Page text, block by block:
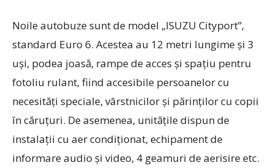
Noile autobuze sunt de model „ISUZU Cityport”,
standard Euro 6. Acestea au 12 metri lungime și 3
uși, podea joasă, rampe de acces și spațiu pentru
fotoliu rulant, fiind accesibile persoanelor cu
necesități speciale, vârstnicilor și părinților cu copii
în căruțuri. De asemenea, unitățile dispun de
instalații cu aer condiționat, echipament de
informare audio și video, 4 geamuri de aerisire etc.